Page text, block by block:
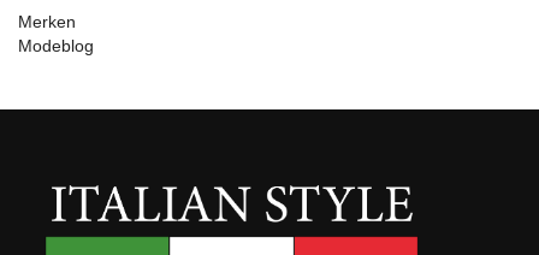
Merken
Modeblog